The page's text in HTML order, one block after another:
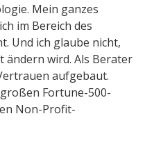
Mein ganzes
im Bereich des
Und ich glaube nicht,
ändern wird. Als Berater
aufgebaut.
Fortune-500-
Non-Profit-